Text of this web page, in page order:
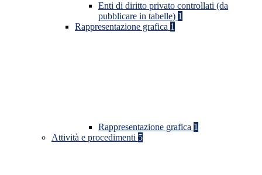
Enti di diritto privato controllati (da
pubblicare in tabelle) 1
Rappresentazione grafica 1
Rappresentazione grafica 1
Attività e procedimenti 5